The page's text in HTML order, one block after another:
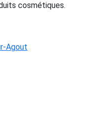
cosmétiques.
Agout